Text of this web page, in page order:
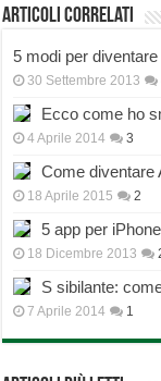
Articoli correlati
5 modi per
30 Settembre 2013
Ecco come ho
4 Aprile 2014 3
Come diventare
18 Aprile 2015 2
5 app per
18 Dicembre 2013
S sibilante:
7 Aprile 2014 1